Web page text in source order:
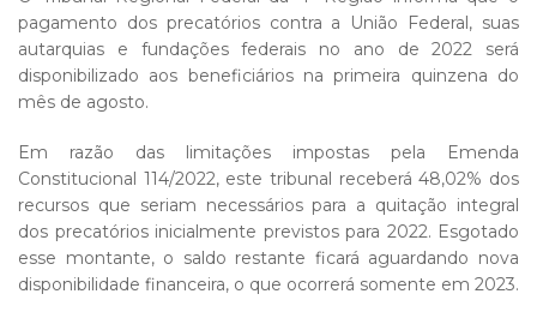
pagamento dos precatórios contra a União Federal, suas
autarquias e fundações federais no ano de 2022 será
disponibilizado aos beneficiários na primeira quinzena do
mês de agosto.
Em razão das limitações impostas pela Emenda
Constitucional 114/2022, este tribunal receberá 48,02% dos
recursos que seriam necessários para a quitação integral
dos precatórios inicialmente previstos para 2022. Esgotado
esse montante, o saldo restante ficará aguardando nova
disponibilidade financeira, o que ocorrerá somente em 2023.